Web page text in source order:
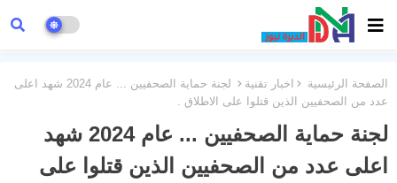
الصفحة الرئيسية اخبار تقنية
لجنة حماية الصحفيين ... عام 2024 شهد اعلى
عدد من الصحفيين الذين قتلوا على الاطلاق .
لجنة حماية الصحفيين ... عام 2024 شهد
اعلى عدد من الصحفيين الذين قتلوا على